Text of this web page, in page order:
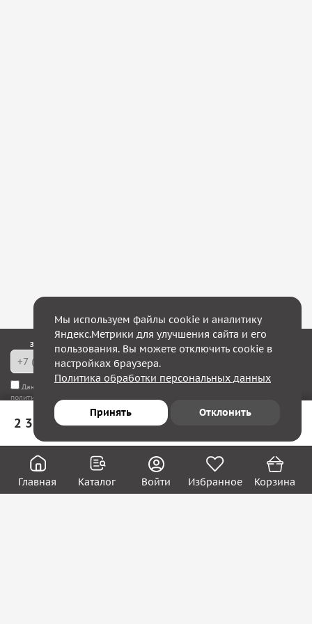
Главная Каталог Избранное
Войти Корзина
2 328 ₽
Закажите обратный звонок — в течение 10 минут мы с Вами свяжемся!
Даю согласие на обработку моих персональных данных
политикой конфиденциальности
Юридическим лицам
Акции
Вакансии
Контакты
Мы используем файлы cookie и аналитику
Яндекс.Метрики для улучшения сайта и его
пользования. Вы можете отключить cookie в
настройках браузера.
Политика обработки персональных данных
Принять Отклонить